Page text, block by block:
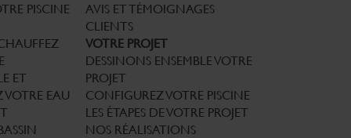
PISCINE
ET
VOTRE EAU
AVIS ET TÉMOIGNAGES
CLIENTS
VOTRE PROJET
DESSINONS ENSEMBLE VOTRE
PROJET
CONFIGUREZ VOTRE PISCINE
LES ÉTAPES DE VOTRE PROJET
NOS RÉALISATIONS